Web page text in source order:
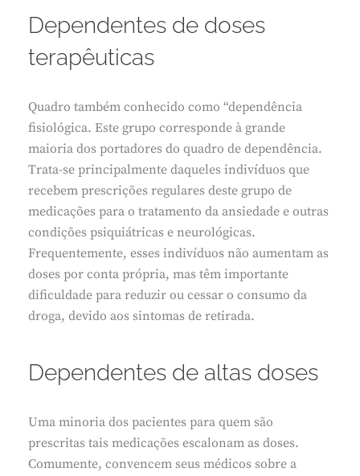
Dependentes de doses
terapêuticas
Quadro também conhecido como “dependência
fisiológica. Este grupo corresponde à grande
maioria dos portadores do quadro de dependência.
Trata-se principalmente daqueles indivíduos que
recebem prescrições regulares deste grupo de
medicações para o tratamento da ansiedade e outras
condições psiquiátricas e neurológicas.
Frequentemente, esses indivíduos não aumentam as
doses por conta própria, mas têm importante
dificuldade para reduzir ou cessar o consumo da
droga, devido aos sintomas de retirada.
Dependentes de altas doses
Uma minoria dos pacientes para quem são
prescritas tais medicações escalonam as doses.
Comumente, convencem seus médicos sobre a